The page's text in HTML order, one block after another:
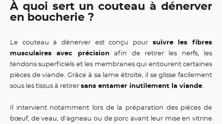
À quoi sert un couteau à dénerver
en boucherie ?
Le couteau à dénerver est conçu pour suivre les fibres
musculaires avec précision afin de retirer les nerfs, les
tendons superficiels et les membranes qui entourent certaines
pièces de viande. Grâce à sa lame étroite, il se glisse facilement
sous les tissus à retirer sans entamer inutilement la viande.
Il intervient notamment lors de la préparation des pièces de
bœuf, de veau, d'agneau ou de porc avant leur mise en vitrine